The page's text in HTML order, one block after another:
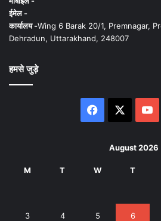
ईमेल -
कार्यालय -Wing 6 Barak 20/1, Premnagar,
Dehradun, Uttarakhand, 248007
हमसे जुड़े
Facebook
August 2026
M T W T
3 4 5 6